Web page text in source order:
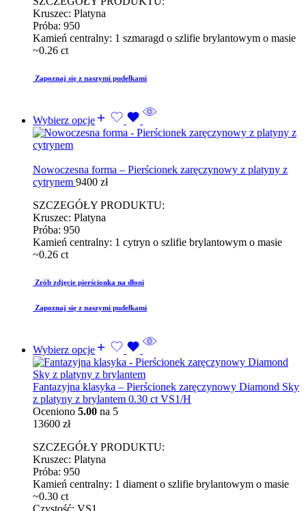
Kruszec: Platyna
Próba: 950
Kamień centralny: 1 szmaragd o szlifie brylantowym o masie
~0.26 ct
Zapoznaj się z naszymi pudełkami
Wybierz opcje
Nowoczesna forma – Pierścionek zaręczynowy z platyny z
cytrynem 9400 zł
SZCZEGÓŁY PRODUKTU:
Kruszec: Platyna
Próba: 950
Kamień centralny: 1 cytryn o szlifie brylantowym o masie
~0.26 ct
Zrób zdjęcie pierścionka na dłoni
Zapoznaj się z naszymi pudełkami
Wybierz opcje
Fantazyjna klasyka – Pierścionek zaręczynowy Diamond Sky
z platyny z brylantem 0.30 ct VS1/H
Oceniono 5.00 na 5
13600 zł
SZCZEGÓŁY PRODUKTU:
Kruszec: Platyna
Próba: 950
Kamień centralny: 1 diament o szlifie brylantowym o masie
~0.30 ct
Czystość: VS1